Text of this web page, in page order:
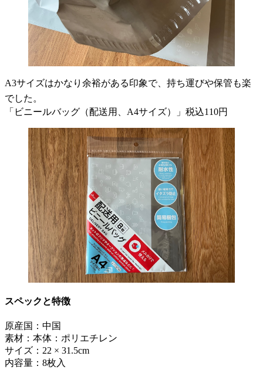
A3サイズはかなり余裕がある印象で、持ち運びや保管も楽
でした。
「ビニールバッグ（配送用、A4サイズ）」税込110円
スペックと特徴
原産国：中国
素材：本体：ポリエチレン
サイズ：22 × 31.5cm
内容量：8枚入